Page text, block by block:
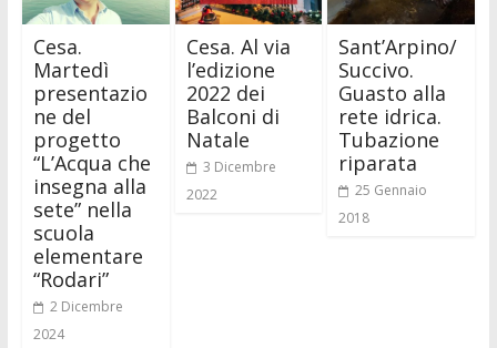
Cesa.
Martedì
presentazio
ne del
progetto
“L’Acqua che
insegna alla
sete” nella
scuola
elementare
“Rodari”
2 Dicembre
2024
Cesa. Al via
l’edizione
2022 dei
Balconi di
Natale
3 Dicembre
2022
Sant’Arpino/
Succivo.
Guasto alla
rete idrica.
Tubazione
riparata
25 Gennaio
2018